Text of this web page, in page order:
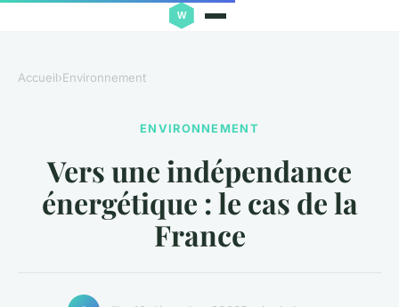
Accueil›Environnement
ENVIRONNEMENT
Vers une indépendance
énergétique : le cas de la
France